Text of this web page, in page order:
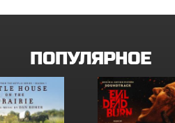
ПОПУЛЯРНОЕ